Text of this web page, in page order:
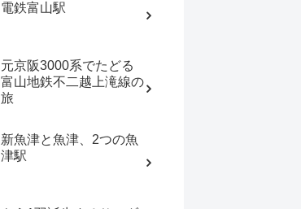
電鉄富山駅
元京阪3000系でたどる
富山地鉄不二越上滝線の
旅
新魚津と魚津、2つの魚
津駅